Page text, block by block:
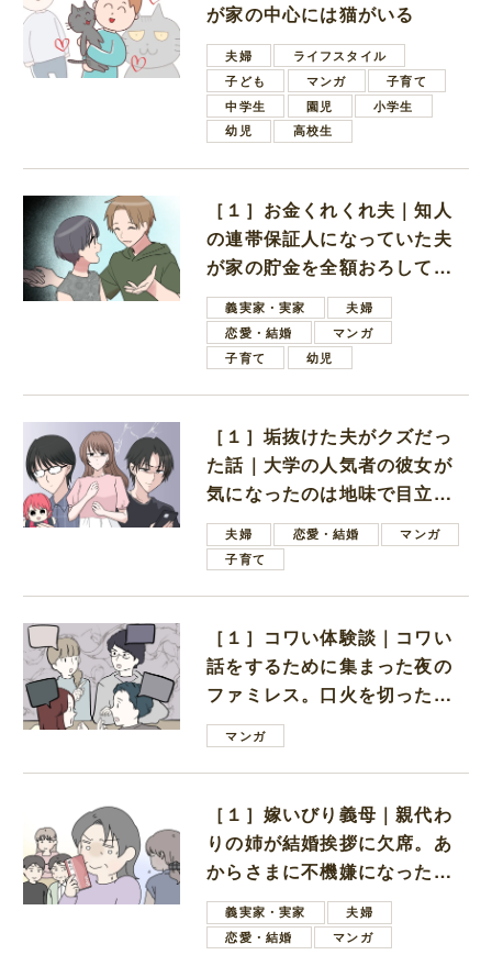
が家の中心には猫がいる
夫婦
ライフスタイル
子ども
マンガ
子育て
中学生
園児
小学生
幼児
高校生
［１］お金くれくれ夫｜知人
の連帯保証人になっていた夫
が家の貯金を全額おろしてほ
しいと言ってきた
義実家・実家
夫婦
恋愛・結婚
マンガ
子育て
幼児
［１］垢抜けた夫がクズだっ
た話｜大学の人気者の彼女が
気になったのは地味で目立た
ない男子学生
夫婦 恋愛・結婚
マンガ
子育て
［１］コワい体験談｜コワい
話をするために集まった夜の
ファミレス。口火を切ったの
は電車好きの男の子ママ
マンガ
［１］嫁いびり義母｜親代わ
りの姉が結婚挨拶に欠席。あ
からさまに不機嫌になった義
母義実家・実家
夫婦
恋愛・結婚
マンガ